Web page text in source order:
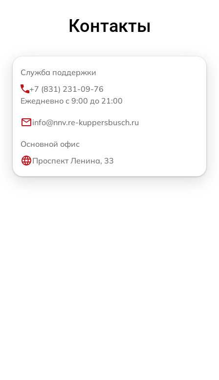
Контакты
Служба поддержки
+7 (831) 231-09-76
Ежедневно с 9:00 до 21:00
info@nnv.re-kuppersbusch.ru
Основной офис
Проспект Ленина, 33